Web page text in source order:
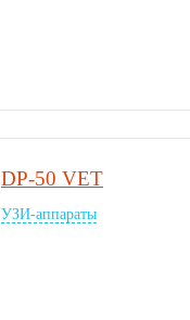
DP-50 VET
УЗИ-аппараты